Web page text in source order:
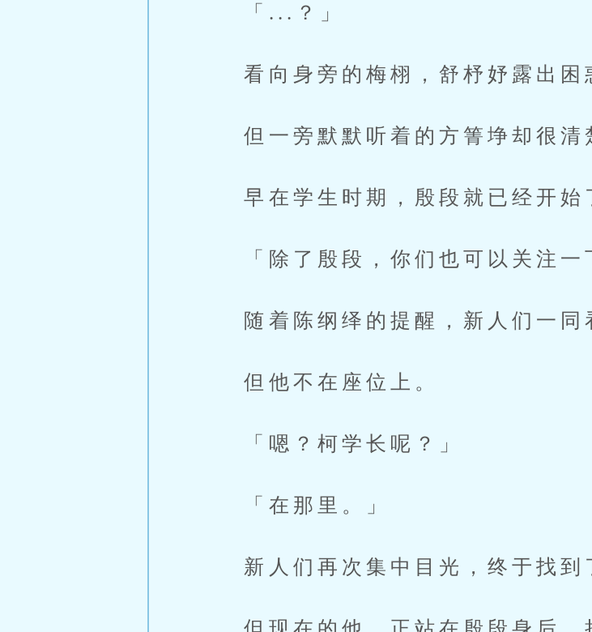
「...？」
看向身旁的梅栩，舒杼妤露出困
但一旁默默听着的方箐埩却很清
早在学生时期，殷段就已经开始
「除了殷段，你们也可以关注一
随着陈纲绎的提醒，新人们一同
但他不在座位上。
「嗯？柯学长呢？」
「在那里。」
新人们再次集中目光，终于找到